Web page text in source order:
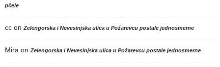
pčele
cc on Zelengorska i Nevesinjska ulica u Požarevcu postale jednosmerne
Mira on Zelengorska i Nevesinjska ulica u Požarevcu postale jednosmerne